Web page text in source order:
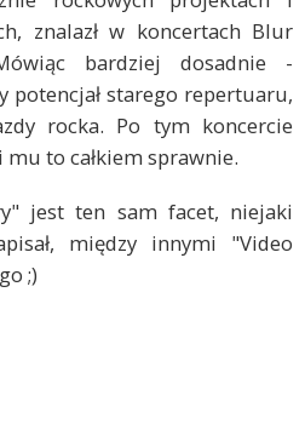
znalazł w koncertach Blur
bardziej dosadnie -
potencjał starego repertuaru,
rocka. Po tym koncercie
to całkiem sprawnie.
jest ten sam facet, niejaki
między innymi "Video
;)